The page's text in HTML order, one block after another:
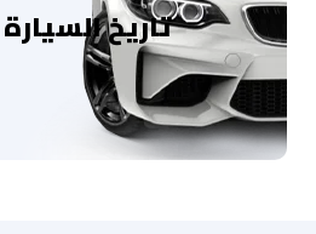
تاريخ السيارة